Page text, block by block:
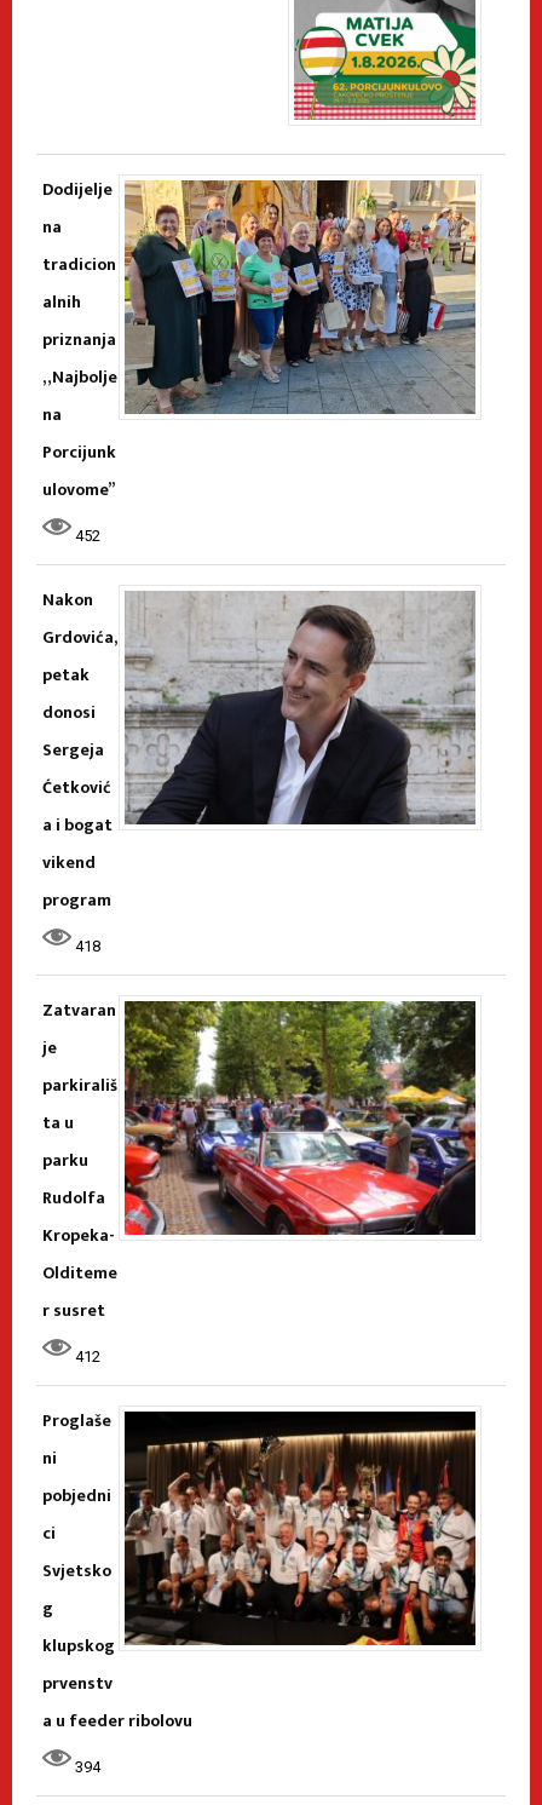
Dodijelje
na
tradicion
alnih
priznanja
„Najbolje
na
Porcijunk
ulovome”
452
Nakon
Grdovića,
petak
donosi
Sergeja
Ćetković
a i bogat
vikend
program
418
Zatvaran
je
parkirališ
ta u
parku
Rudolfa
Kropeka-
Olditeme
r susret
412
Proglaše
ni
pobjedni
ci
Svjetsko
g
klupskog
prvenstv
a u feeder ribolovu
394